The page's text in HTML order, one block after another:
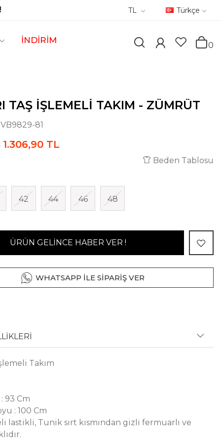
TL Türkçe
İNDİRİM
0
TAŞ İŞLEMELI TAKIM - ZÜMRÜT
VB9829-81
1.306,90 TL
Beden Tablosu
42 44 46 48
ÜRÜN GELİNCE HABER VER !
WHATSAPP İLE SİPARİŞ VER
Takım
93 Cm
: 100 Cm
lastikli, Tunik sırt kısmından gizli fermuarlı ve